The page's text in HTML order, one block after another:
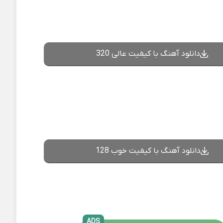
دانلود آهنگ با کیفیت عالی 320
دانلود آهنگ با کیفیت خوب 128